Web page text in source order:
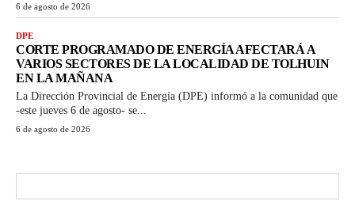
6 de agosto de 2026
DPE
CORTE PROGRAMADO DE ENERGÍA AFECTARÁ A
VARIOS SECTORES DE LA LOCALIDAD DE TOLHUIN
EN LA MAÑANA
La Dirección Provincial de Energía (DPE) informó a la comunidad que
-este jueves 6 de agosto- se...
6 de agosto de 2026